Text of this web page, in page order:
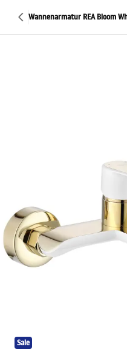
Wannenarmatur REA
Sale